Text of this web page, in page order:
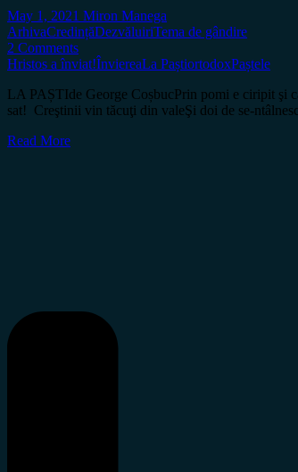
May 1, 2021 Miron Manega
ArhivaCredințăDezvăluiriTema de gândire
2 Comments
Hristos a înviat!ÎnviereaLa PaștiortodoxPaștele
LA PAȘTIde George CoșbucPrin pomi e ciripit şi
sat! Creştinii vin tăcuţi din valeŞi doi de se-
Read More